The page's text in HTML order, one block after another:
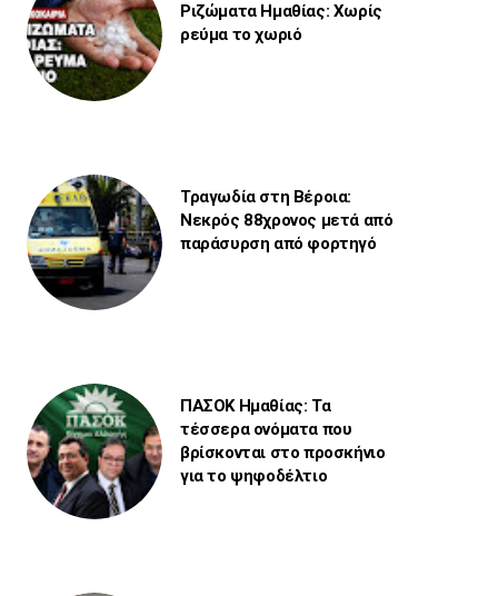
Ριζώματα Ημαθίας: Χωρίς
ρεύμα το χωριό
Τραγωδία στη Βέροια:
Νεκρός 88χρονος μετά από
παράσυρση από φορτηγό
ΠΑΣΟΚ Ημαθίας: Τα
τέσσερα ονόματα που
βρίσκονται στο προσκήνιο
για το ψηφοδέλτιο